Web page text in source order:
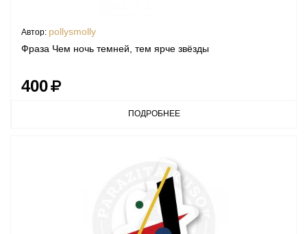
Автор: pollysmolly
Фраза Чем ночь темней, тем ярче звёзды
400
ПОДРОБНЕЕ